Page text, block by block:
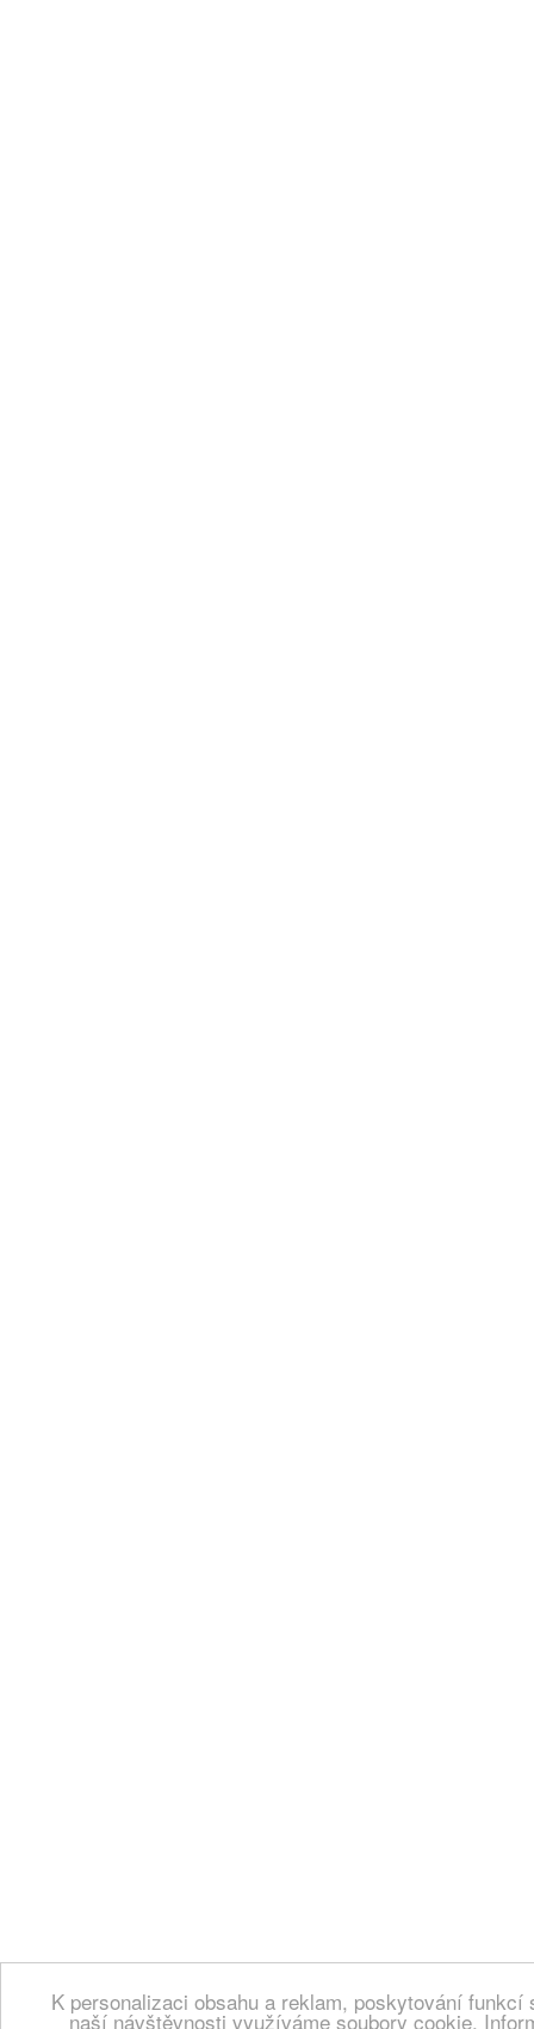
K personalizaci obsahu a reklam, poskytování
naší návštěvnosti využíváme soubory cookie.